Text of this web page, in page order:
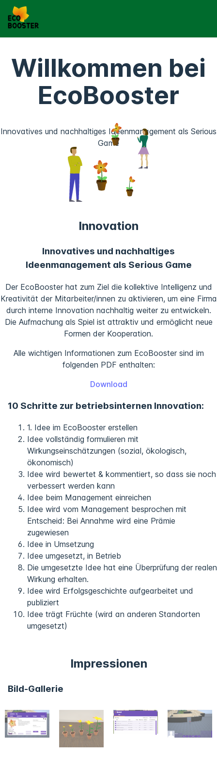
Willkommen bei
EcoBooster
Innovatives und nachhaltiges Ideenmanagement als Serious
Game
Innovation
Innovatives und nachhaltiges
Ideenmanagement als Serious Game
Der EcoBooster hat zum Ziel die kollektive Intelligenz und
Kreativität der Mitarbeiter/innen zu aktivieren, um eine Firma
durch interne Innovation nachhaltig weiter zu entwickeln.
Die Aufmachung als Spiel ist attraktiv und ermöglicht neue
Formen der Kooperation.
Alle wichtigen Informationen zum EcoBooster sind im
folgenden PDF enthalten:
Download
10 Schritte zur betriebsinternen Innovation:
1. Idee im EcoBooster erstellen
Idee vollständig formulieren mit
Wirkungseinschätzungen (sozial, ökologisch,
ökonomisch)
Idee wird bewertet & kommentiert, so dass sie noch
verbessert werden kann
Idee beim Management einreichen
Idee wird vom Management besprochen mit
Entscheid: Bei Annahme wird eine Prämie
zugewiesen
Idee in Umsetzung
Idee umgesetzt, in Betrieb
Die umgesetzte Idee hat eine Überprüfung der realen
Wirkung erhalten.
Idee wird Erfolgsgeschichte aufgearbeitet und
publiziert
Idee trägt Früchte (wird an anderen Standorten
umgesetzt)
Impressionen
Bild-Gallerie